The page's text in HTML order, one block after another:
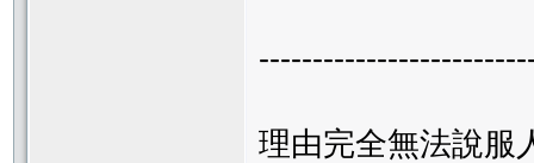
理由完全無法說服